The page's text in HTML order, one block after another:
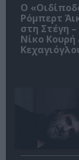
O
Ρόμπερτ
στη Στέγη
Νίκο